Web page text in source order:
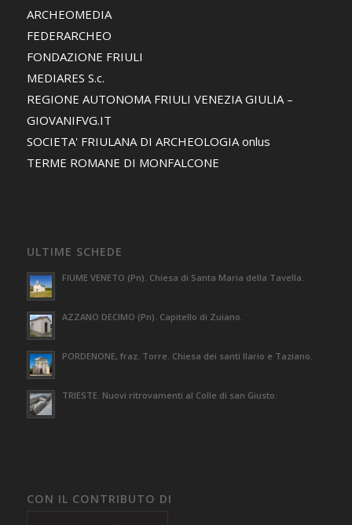
ARCHEOMEDIA
FEDERARCHEO
FONDAZIONE FRIULI
MEDIARES S.c.
REGIONE AUTONOMA FRIULI VENEZIA GIULIA –
GIOVANIFVG.IT
SOCIETA' FRIULANA DI ARCHEOLOGIA onlus
TERME ROMANE DI MONFALCONE
ULTIME SCHEDE
FIUME VENETO (Pn). Chiesa di Santa Maria della Tavella.
AZZANO DECIMO (Pn). Capitello di Zuiano.
PORDENONE, fraz. Torre. Chiesa dei santi Ilario e Taziano.
TRIESTE. Nuovi ritrovamenti al Colle di san Giusto.
CON IL CONTRIBUTO DI